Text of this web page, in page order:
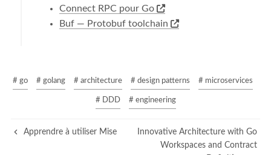
Connect RPC pour Go
Buf — Protobuf toolchain
# go # golang # architecture # design patterns # microservices
# DDD # engineering
Apprendre à utiliser Mise
Innovative Architecture with Go
Workspaces and Contract